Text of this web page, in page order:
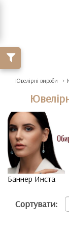
Ювелірні вироби
Баннер Инста
Сортувати: